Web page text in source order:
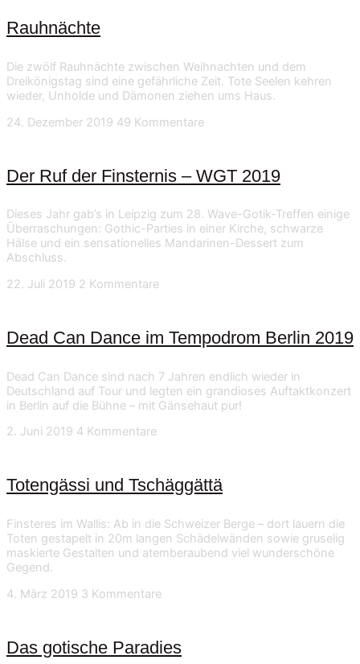
Rauhnächte
Die zwölf Rauhnächte zwischen Weihnachten und dem
Dreikönigstag sind eine gefährliche Zeit. Tote Seelen kehren
wieder, Unholde und Dämonen ziehen ums Haus.
24. Dezember 2019 49 Kommentare
Der Ruf der Finsternis – WGT 2019
Dieses Jahr gab’s in Leipzig zum 28. Wave-Gotik-Treffen einige
Überraschungen: Gothic-Parties in einer Kirche, schwarze
Hälse und ein sensationelles Mandarinen-Dessert zum
Abschluss.
22. Juli 2019 2 Kommentare
Dead Can Dance im Tempodrom Berlin 2019
Dead Can Dance sind nach 7 Jahren endlich wieder in
Deutschland auf Tour und legten ein grandioses Auftaktkonzert
in Berlin auf die Bühne – mit Gänsehaut pur!
2. Juni 2019 4 Kommentare
Totengässi und Tschäggättä
Finsteres im Wallis: Ab in die Schweizer Berge – dort lauern die
Toten gestapelt in 20m langen Schädelwänden sowie gruselig
maskierte Gestalten und atemberaubend viel wunderschöne
Gegend.
4. März 2019 3 Kommentare
Das gotische Paradies